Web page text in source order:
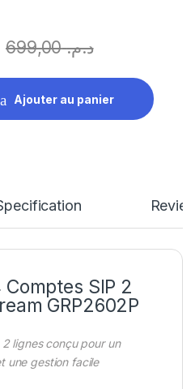
د.م.699,00
2 lignes Grandstream
Ajouter au panier
SIP 2
GRP2602P
2 lignes conçu pour un
une gestion facile